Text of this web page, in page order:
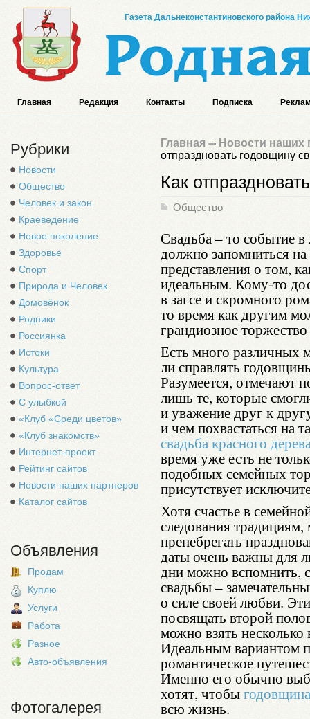
Газета Дальнеконстантиновского района
Главная Редакция Контакты Подписка
Рубрики
Новости
Общество
Человек и закон
Краеведение
Новое поколение
Здоровье
Спорт
Природа и Человек
Домовёнок
Родники
Россиянка
Истоки
Культура
Вопрос-ответ
С улыбкой
«Клуб «Среди цветов»
«Клуб знакомств»
Интернет-проект
Рейтинг сайтов
Новости наших партнеров
Каталог сайтов
Объявления
Продам
Куплю
Услуги
Работа
Разное
Авто-объявления
Фотогалерея
Главная
Новости наших
отпраздновать годовщину
Как
Общество
Свадьба – то событие
должно запомниться
представления о том,
идеальным. Кому-то
в загсе и скромного
то время как другим
грандиозное
Есть много различных
ли справлять
Разумеется, отмечают
лишь те, которые
и уважение друг к
и чем похвастаться на
свадьба красного
время уже есть не
подобных семейных
присутствует
Хотя счастье в
следования
пренебрегать
даты очень важны для
дни можно вспомнить,
свадьбы –
о силе своей любви.
посвящать второй
можно взять
Идеальным вариантом
романтическое
Именно его обычно
хотят, чтобы
всю жизнь.